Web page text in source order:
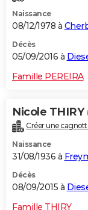
Naissance
08/12/1978 à
Décès
05/09/2016 à
Famille PEREIRA
Nicole THIRY
Créer une
Naissance
31/08/1936 à
Décès
08/09/2015 à
Famille THIRY